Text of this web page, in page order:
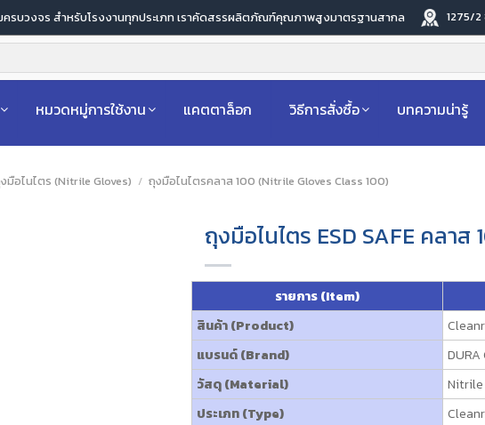
ครบวงจร สำหรับโรงงานทุกประเภท เราคัดสรรผลิตภัณฑ์คุณภาพสูงมาตรฐานสากล 1275/2
หมวดหมู่การใช้งาน แคตตาล็อก วิธีการสั่งซื้อ บทความน่ารู้
มือไนไตร (Nitrile Gloves) / ถุงมือไนไตรคลาส 100 (Nitrile Gloves Class 100)
ถุงมือไนไตร ESD SAFE คลาส
รายการ (Item)
สินค้า (Product)
แบรนด์ (Brand)
DURA
วัสดุ (Material)
Nitrile
ประเภท (Type)